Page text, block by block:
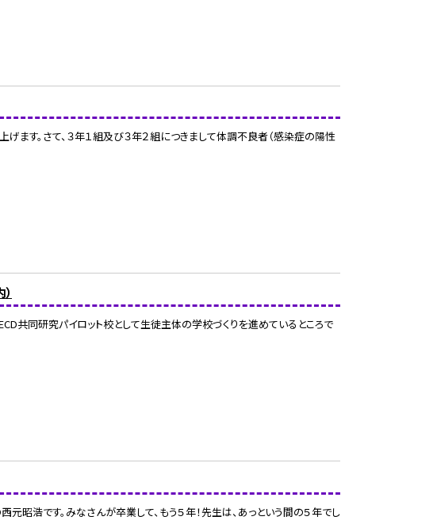
ます。さて、３年１組及び３年２組につきまして体調不良者（感染症の陽性
共同研究パイロット校として生徒主体の学校づくりを進めているところで
昭浩です。みなさんが卒業して、もう５年！先生は、あっという間の５年でし